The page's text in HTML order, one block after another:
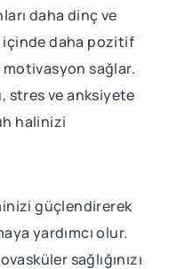
daha dinç ve
içinde daha pozitif
sağlar.
stres ve anksiyete
halinizi
güçlendirerek
yardımcı olur.
sağlığınızı